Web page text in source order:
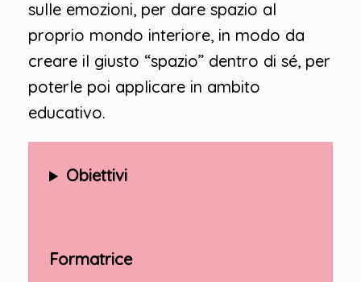
sulle emozioni, per dare spazio al
proprio mondo interiore, in modo da
creare il giusto “spazio” dentro di sé, per
poterle poi applicare in ambito
educativo.
Obiettivi
Formatrice